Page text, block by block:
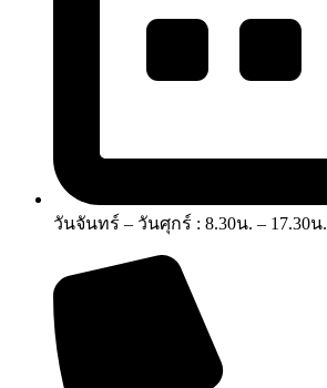
วันจันทร์ – วันศุกร์ : 8.30น. – 17.30น.